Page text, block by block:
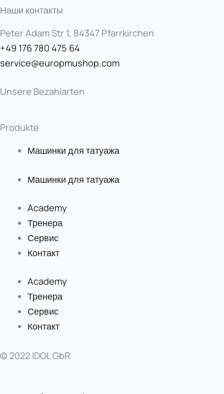
Наши контакты
Peter Adam Str 1, 84347 Pfarrkirchen
+49 176 780 475 64
service@europmushop.com
Unsere Bezahlarten
Produkte
Машинки для татуажа
Машинки для татуажа
Academy
Тренера
Сервис
Контакт
Academy
Тренера
Сервис
Контакт
© 2022 IDOL GbR